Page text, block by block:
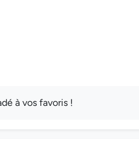
à vos favoris !